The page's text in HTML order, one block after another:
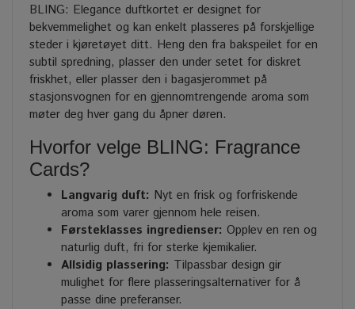
BLING: Elegance duftkortet er designet for
bekvemmelighet og kan enkelt plasseres på forskjellige
steder i kjøretøyet ditt. Heng den fra bakspeilet for en
subtil spredning, plasser den under setet for diskret
friskhet, eller plasser den i bagasjerommet på
stasjonsvognen for en gjennomtrengende aroma som
møter deg hver gang du åpner døren.
Hvorfor velge BLING: Fragrance
Cards?
Langvarig duft: Nyt en frisk og forfriskende
aroma som varer gjennom hele reisen.
Førsteklasses ingredienser: Opplev en ren og
naturlig duft, fri for sterke kjemikalier.
Allsidig plassering: Tilpassbar design gir
mulighet for flere plasseringsalternativer for å
passe dine preferanser.